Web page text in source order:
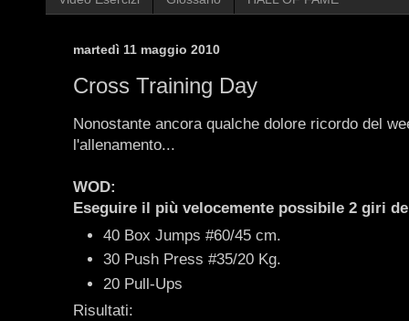
martedì 11 maggio 2010
Cross Training Day
Nonostante ancora qualche dolore ricordo del
l'allenamento...
WOD:
Eseguire il più velocemente possibile 2 giri
40 Box Jumps #60/45 cm.
30 Push Press #35/20 Kg.
20 Pull-Ups
Risultati: